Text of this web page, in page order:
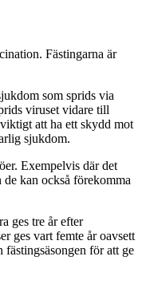
Fästingarna är
som sprids via
viruset vidare till
att ha ett skydd mot
sjukdom.
Exempelvis där det
de kan också förekomma
ges tre år efter
ges vart femte år oavsett
fästingsäsongen för att ge